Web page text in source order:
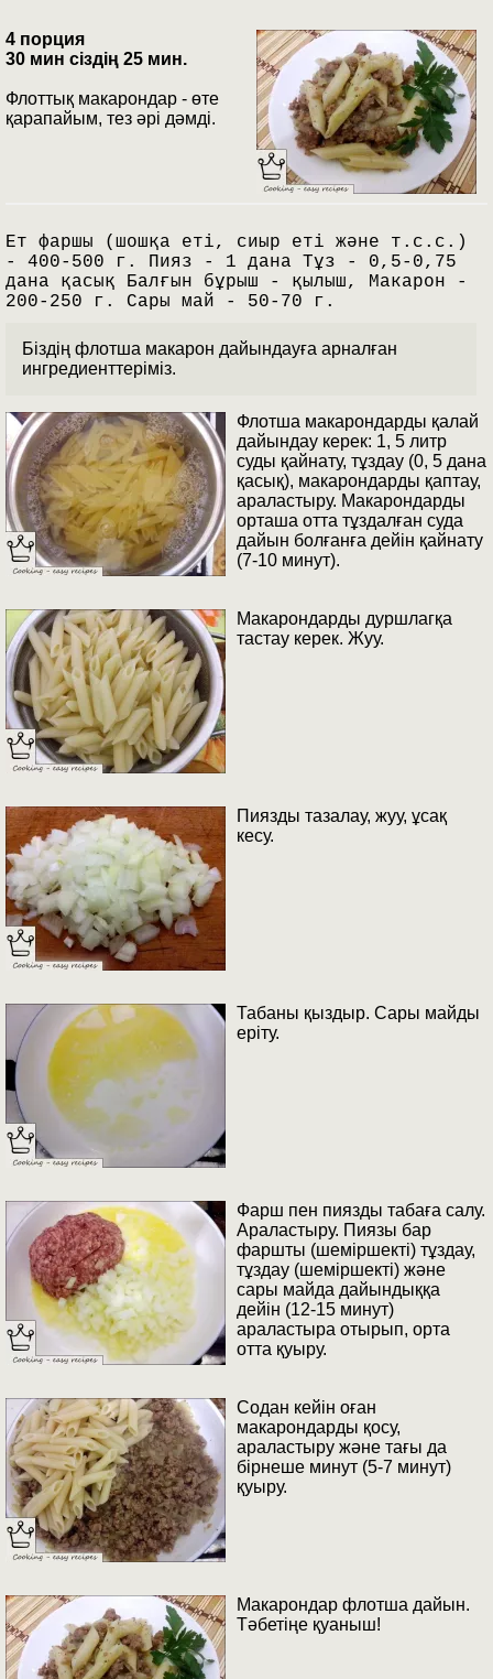
4 порция
30 мин сіздің 25 мин.
Флоттық макарондар - өте
қарапайым, тез әрі дәмді.
Ет фаршы (шошқа еті, сиыр еті және т.с.с.)
- 400-500 г. Пияз - 1 дана Тұз - 0,5-0,75
дана қасық Балғын бұрыш - қылыш, Макарон -
200-250 г. Сары май - 50-70 г.
Біздің флотша макарон дайындауға арналған
ингредиенттеріміз.
Флотша макарондарды қалай
дайындау керек: 1, 5 литр
суды қайнату, тұздау (0, 5 дана
қасық), макарондарды қаптау,
араластыру. Макарондарды
орташа отта тұздалған суда
дайын болғанға дейін қайнату
(7-10 минут).
Макарондарды дуршлагқа
тастау керек. Жуу.
Пиязды тазалау, жуу, ұсақ
кесу.
Табаны қыздыр. Сары майды
еріту.
Фарш пен пиязды табаға салу.
Араластыру. Пиязы бар
фаршты (шеміршекті) тұздау,
тұздау (шеміршекті) және
сары майда дайындыққа
дейін (12-15 минут)
араластыра отырып, орта
отта қуыру.
Содан кейін оған
макарондарды қосу,
араластыру және тағы да
бірнеше минут (5-7 минут)
қуыру.
Макарондар флотша дайын.
Тәбетіңе қуаныш!